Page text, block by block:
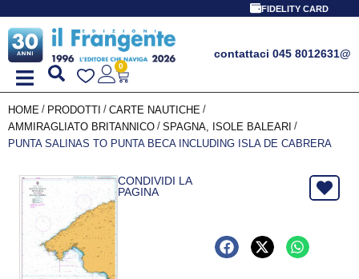
FIDELITY CARD
contattaci 045 8012631@
0
HOME / PRODOTTI / CARTE NAUTICHE /
AMMIRAGLIATO BRITANNICO / SPAGNA, ISOLE BALEARI /
PUNTA SALINAS TO PUNTA BECA INCLUDING ISLA DE CABRERA
CONDIVIDI LA
PAGINA